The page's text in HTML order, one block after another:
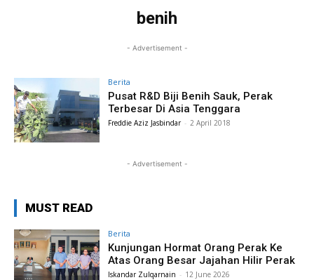
benih
- Advertisement -
Berita
Pusat R&D Biji Benih Sauk, Perak
Terbesar Di Asia Tenggara
Freddie Aziz Jasbindar - 2 April 2018
- Advertisement -
MUST READ
Berita
Kunjungan Hormat Orang Perak Ke
Atas Orang Besar Jajahan Hilir Perak
Iskandar Zulqarnain - 12 June 2026